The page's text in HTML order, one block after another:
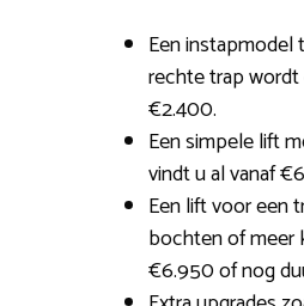
Een
rechte trap wordt
€2.400.
Een simpele lift
vindt u al vanaf
Een lift voor een
bochten of meer
€6.950 of nog